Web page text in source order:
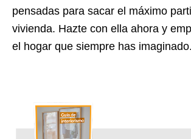
pensadas para sacar el máximo
vivienda. Hazte con ella ahora y
el hogar que siempre has imaginado.